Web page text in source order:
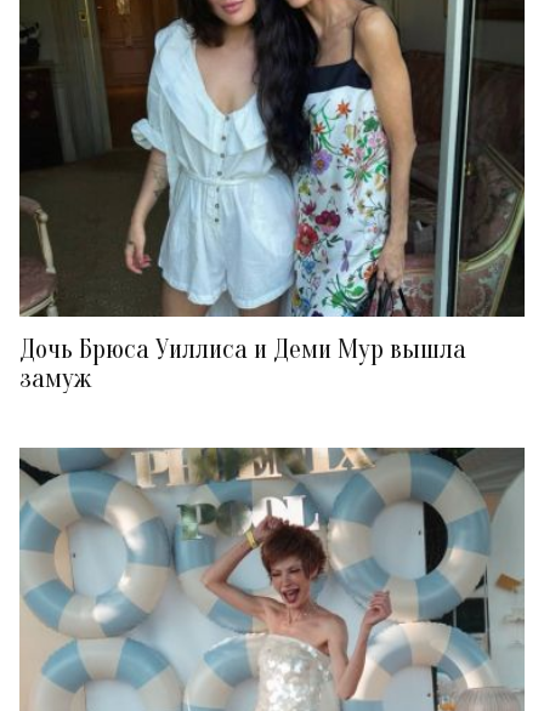
Дочь Брюса Уиллиса и Деми Мур вышла
замуж